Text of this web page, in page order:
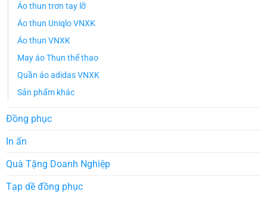
Áo thun trơn tay lỡ
Áo thun Uniqlo VNXK
Áo thun VNXK
May áo Thun thể thao
Quần áo adidas VNXK
Sản phẩm khác
Đồng phục
In ấn
Quà Tặng Doanh Nghiệp
Tạp dề đồng phục